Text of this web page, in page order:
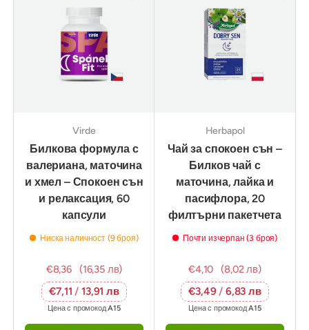
Virde
Билкова формула с
валериана, маточина
и хмел – Спокоен сън
и релаксация, 60
капсули
Ниска наличност (9 броя)
€8,36
(16,35 лв)
€7,11/ 13,91 лв
Цена с промокодA15
Herbapol
Чай за спокоен сън –
Билков чай с
маточина, лайка и
пасифлора, 20
филтърни пакетчета
Почти изчерпан (3 броя)
€4,10
(8,02 лв)
€3,49/ 6,83 лв
Цена с промокодA15